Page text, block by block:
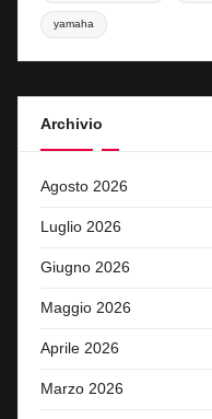
yamaha
Archivio
Agosto 2026
Luglio 2026
Giugno 2026
Maggio 2026
Aprile 2026
Marzo 2026